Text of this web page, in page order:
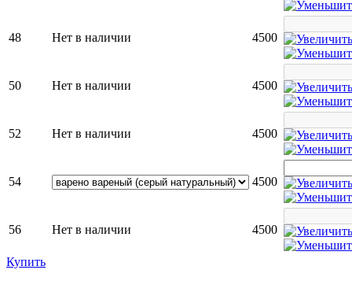
48 Нет в наличии 4500
50 Нет в наличии 4500
52 Нет в наличии 4500
54 4500
56 Нет в наличии 4500
Купить